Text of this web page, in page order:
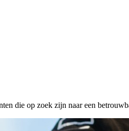
die op zoek zijn naar een